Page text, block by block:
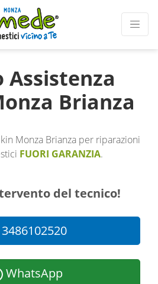
Assistenza
Brianza
Monza Brianza per riparazioni
FUORI GARANZIA.
del tecnico!
3486102520
WhatsApp